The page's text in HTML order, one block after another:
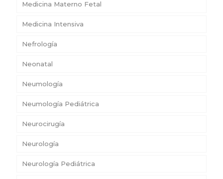
Medicina Materno Fetal
Medicina Intensiva
Nefrología
Neonatal
Neumología
Neumología Pediátrica
Neurocirugía
Neurología
Neurología Pediátrica